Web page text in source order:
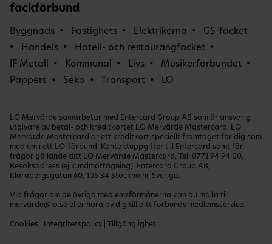
fackförbund
Byggnads Fastighets Elektrikerna
GS-facket
Handels
Hotell- och restaurangfacket
IF Metall
Kommunal Livs
Musikerförbundet
Pappers
Seko Transport LO
LO Mervärde samarbetar med Entercard Group AB som är ansvarig
utgivare av betal- och kreditkortet LO Mervärde Mastercard. LO
Mervärde Mastercard är ett kreditkort speciellt framtaget för dig som
medlem i ett LO-förbund. Kontaktuppgifter till Entercard samt för
frågor gällande ditt LO Mervärde Mastercard: Tel: 0771 94 94 00.
Besöksadress (ej kundmottagning): Entercard Group AB,
Klarabergsgatan 60, 105 34 Stockholm, Sverige.
Vid frågor om de övriga medlemsförmånerna kan du maila till
mervarde@lo.se eller höra av dig till ditt förbunds medlemsservice.
Cookies Integritetspolicy Tillgänglighet